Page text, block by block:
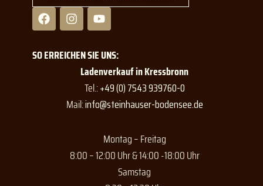
F
a
c
e
b
I
n
s
t
a
m
Y
o
u
t
u
b
e
SO ERREICHEN SIE UNS:
Ladenverkauf in Kressbronn
Tel.:+49 (0) 7543 939760-0
Mail:info@steinhauser-bodensee.de
Montag – Freitag
8:00 – 12:00 Uhr & 14:00 -18:00 Uhr
Samstag